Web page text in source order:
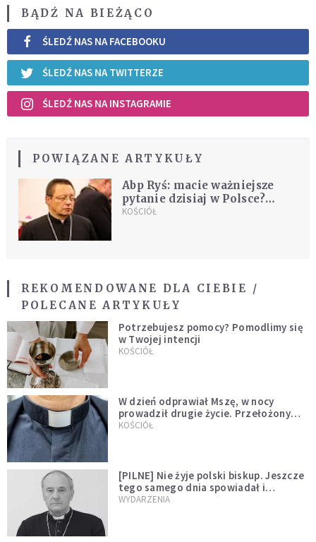
BĄDŹ NA BIEŻĄCO
ŚLEDŹ NAS NA FACEBOOKU
ŚLEDŹ NAS NA TWITTERZE
ŚLEDŹ NAS NA INSTAGRAMIE
POWIĄZANE ARTYKUŁY
Abp Ryś: macie ważniejsze
pytanie dzisiaj w Polsce?
Dokąd to będzie trwało?
KOŚCIÓŁ
REKOMENDOWANE DLA CIEBIE /
POLECANE ARTYKUŁY
Potrzebujesz pomocy? Pomodlimy się
w Twojej intencji
KOŚCIÓŁ
W dzień odprawiał Mszę, w nocy
prowadził drugie życie. Przełożony
kazał mu opuścić zakon
KOŚCIÓŁ
[PILNE] Nie żyje polski biskup. Jeszcze
tego samego dnia spowiadał i
sprawował Mszę świętą
WYDARZENIA